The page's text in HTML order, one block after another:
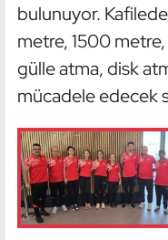
bulunuyor.
metre, 1500
gülle atma, disk
mücadele edecek
Sporcular